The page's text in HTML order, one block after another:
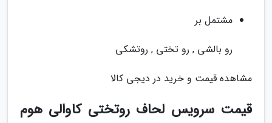
مشتمل بر
رو بالشی , رو تختی , روتشکی
مشاهده قیمت و خرید در دیجی کالا
قیمت سرویس لحاف روتختی کاوالی هوم